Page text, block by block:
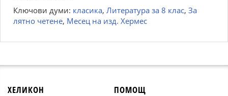
Ключови думи: класика, Литература за 8 клас, За
лятно четене, Месец на изд. Хермес
ХЕЛИКОН ПОМОЩ